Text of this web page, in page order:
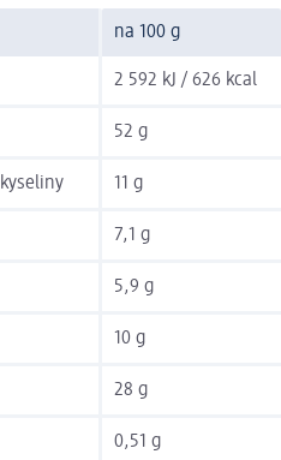
na 100 g
2 592 kJ / 626 kcal
52 g
11 g
7,1 g
5,9 g
10 g
28 g
0,51 g